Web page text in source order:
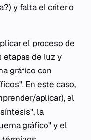
y falta el criterio
el proceso de
etapas de luz y
gráfico con
En este caso,
aplicar), el
la
gráfico" y el